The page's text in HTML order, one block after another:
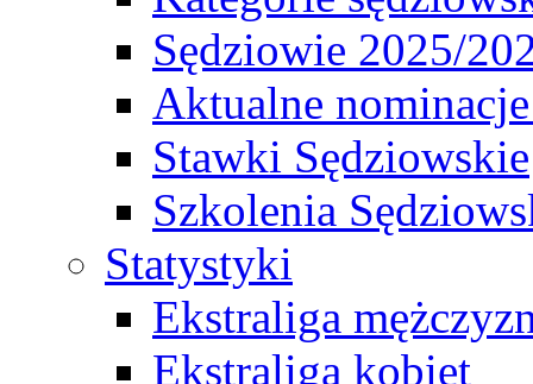
Sędziowie 2025/
Aktualne
Stawki Sędziowskie
Szkolenia
Statystyki
Ekstraliga
Ekstraliga kobiet